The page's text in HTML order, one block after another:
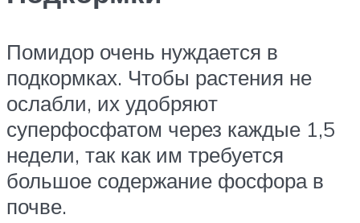
Помидор очень нуждается в
подкормках. Чтобы растения не
ослабли, их удобряют
суперфосфатом через каждые 1,5
недели, так как им требуется
большое содержание фосфора в
почве.